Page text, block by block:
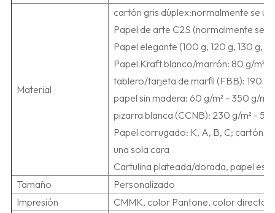
Material
cartón gris dúplex:normalmente se
Papel de arte C2S (normalmente se
Papel elegante (100 g, 120 g, 130 g,
Papel Kraft blanco/marrón: 80 g/m² -
tablero/tarjeta de marfil (FBB): 190 g/
papel sin madera: 60 g/m² - 350 g/m²;
pizarra blanca (CCNB): 230 g/m² -
Papel corrugado: K, A, B, C; cartón
una sola cara
Cartulina plateada/dorada, papel
Tamaño
Personalizado
Impresión
CMMK, color Pantone, color directo